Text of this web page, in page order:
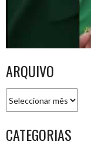
ARQUIVO
CATEGORIAS